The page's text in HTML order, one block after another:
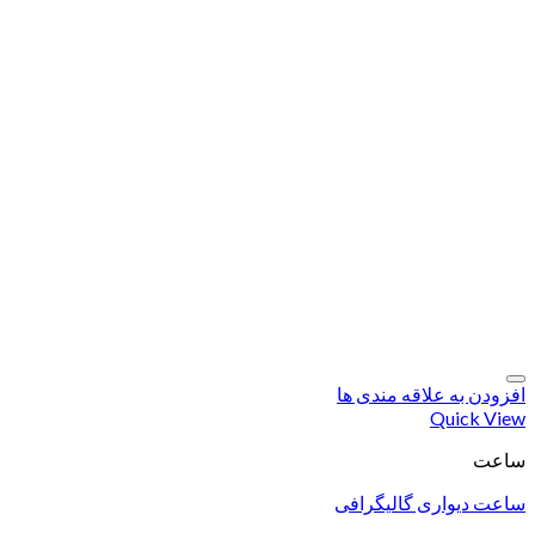
افزودن به علاقه مندی ها
Quick View
ساعت
ساعت دیواری گالیگرافی